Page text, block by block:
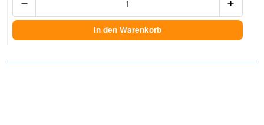
In den Warenkorb